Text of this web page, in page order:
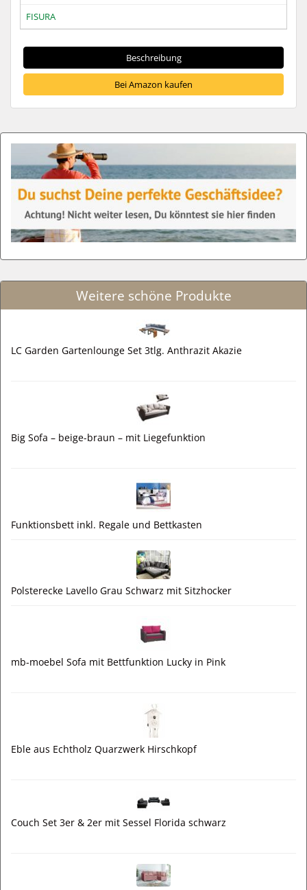
FISURA
Beschreibung
Bei Amazon kaufen
Weitere schöne Produkte
LC Garden Gartenlounge Set 3tlg. Anthrazit Akazie
Big Sofa – beige-braun – mit Liegefunktion
Funktionsbett inkl. Regale und Bettkasten
Polsterecke Lavello Grau Schwarz mit Sitzhocker
mb-moebel Sofa mit Bettfunktion Lucky in Pink
Eble aus Echtholz Quarzwerk Hirschkopf
Couch Set 3er & 2er mit Sessel Florida schwarz